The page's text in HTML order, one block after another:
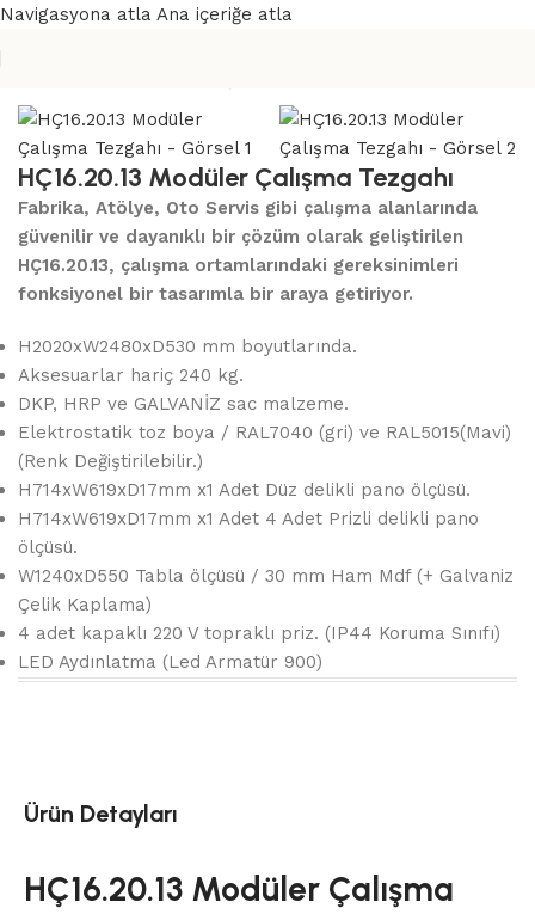
Navigasyona atla Ana içeriğe atla
HÇ16.20.13 Modüler Çalışma Tezgahı
Fabrika, Atölye, Oto Servis gibi çalışma alanlarında
güvenilir ve dayanıklı bir çözüm olarak geliştirilen
HÇ16.20.13, çalışma ortamlarındaki gereksinimleri
fonksiyonel bir tasarımla bir araya getiriyor.
H2020xW2480xD530 mm boyutlarında.
Aksesuarlar hariç 240 kg.
DKP, HRP ve GALVANİZ sac malzeme.
Elektrostatik toz boya / RAL7040 (gri) ve RAL5015(Mavi)
(Renk Değiştirilebilir.)
H714xW619xD17mm x1 Adet Düz delikli pano ölçüsü.
H714xW619xD17mm x1 Adet 4 Adet Prizli delikli pano
ölçüsü.
W1240xD550 Tabla ölçüsü / 30 mm Ham Mdf (+ Galvaniz
Çelik Kaplama)
4 adet kapaklı 220 V topraklı priz. (IP44 Koruma Sınıfı)
LED Aydınlatma (Led Armatür 900)
Ürün Detayları
HÇ16.20.13 Modüler Çalışma